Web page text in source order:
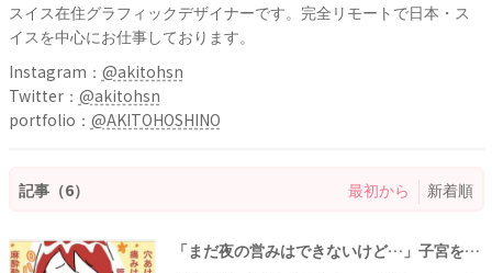
スイス在住グラフィックデザイナーです。完全リモートで日本・ス
イスを中心にお仕事しております。
Instagram： @akitohsn
Twitter： @akitohsn
portfolio： @AKITOHOSHINO
記事（6） 最初から 新着順
「まだ夜の営みはできないけど…」子宮を切ったあとの生活は？ #ポリープ取りました 6